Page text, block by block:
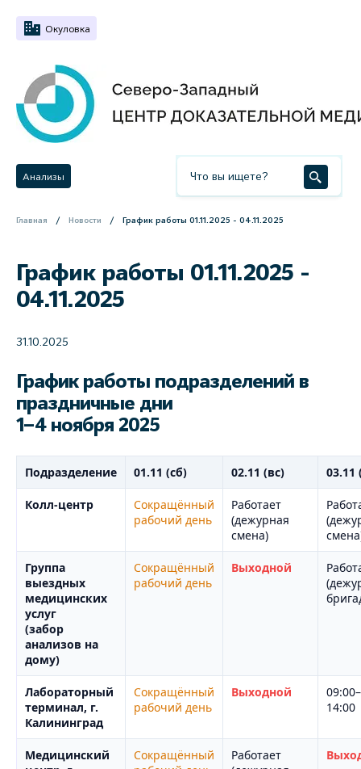
Окуловка
Анализы
Главная Новости График работы 01.11.2025 - 04.11.2025
График работы 01.11.2025 -
04.11.2025
31.10.2025
График работы подразделений в
праздничные дни
1–4 ноября 2025
Подразделение 01.11 (сб) 02.11 (вс) 03.11
Колл-центр
Сокращённый
рабочий день
Работает
(дежурная
смена)
Группа
выездных
медицинских
услуг
(забор
анализов на
дому)
Сокращённый
рабочий день
Выходной
Лабораторный
терминал, г.
Калининград
Сокращённый
рабочий день
Выходной
09:00–
14:00
Медицинский
Сокращённый
Работает